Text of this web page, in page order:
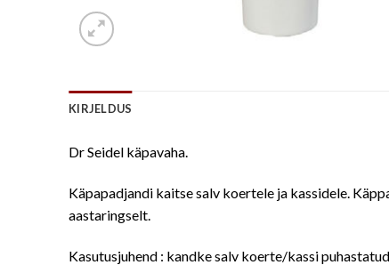
KIRJELDUS
Dr Seidel käpavaha.
Käpapadjandi kaitse salv koertele ja kassidele.
aastaringselt.
Kasutusjuhend : kandke salv koerte/kassi